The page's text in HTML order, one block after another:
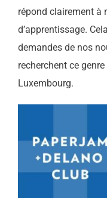
répond clairement à
d’apprentissage.
demandes de nos
recherchent ce
Luxembourg.